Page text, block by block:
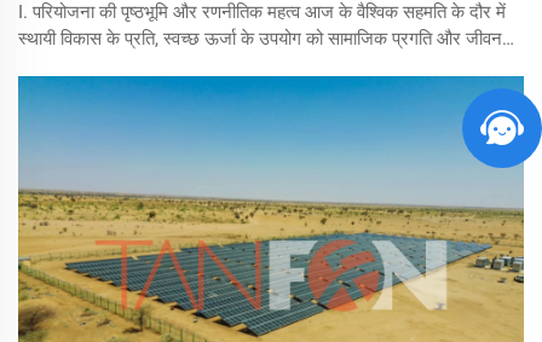
I. परियोजना की पृष्ठभूमि और रणनीतिक महत्व आज के वैश्विक सहमति के दौर में
स्थायी विकास के प्रति, स्वच्छ ऊर्जा के उपयोग को सामाजिक प्रगति और जीवन
नए मील के पत्थर की घोषणा करते हैं...